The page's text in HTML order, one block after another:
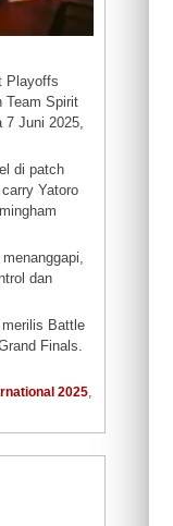
Playoffs
Team Spirit
Juni 2025,
di patch
Yatoro
dan
Battle
Finals.
2025,